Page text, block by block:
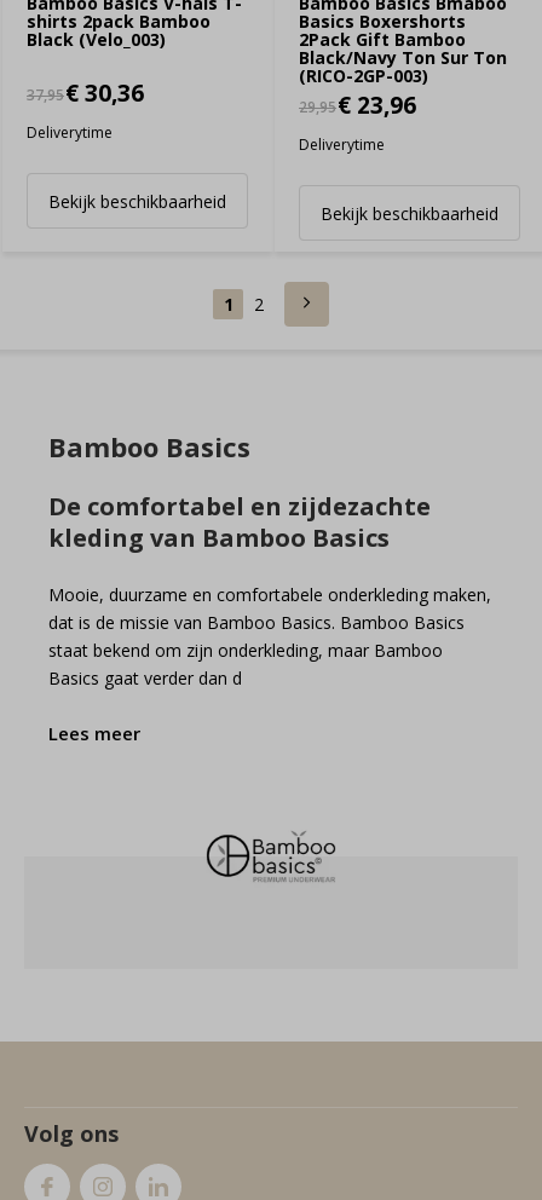
shirts 2pack Bamboo
Black (Velo_003)
37,95€ 30,36
Deliverytime
Bekijk beschikbaarheid
Basics Boxershorts
2Pack Gift Bamboo
Black/Navy Ton Sur Ton
(RICO-2GP-003)
29,95€ 23,96
Deliverytime
Bekijk beschikbaarheid
1 2
Bamboo Basics
De comfortabel en zijdezachte
kleding van Bamboo Basics
Mooie, duurzame en comfortabele onderkleding maken,
dat is de missie van Bamboo Basics. Bamboo Basics
staat bekend om zijn onderkleding, maar Bamboo
Basics gaat verder dan d
Lees meer
Volg ons